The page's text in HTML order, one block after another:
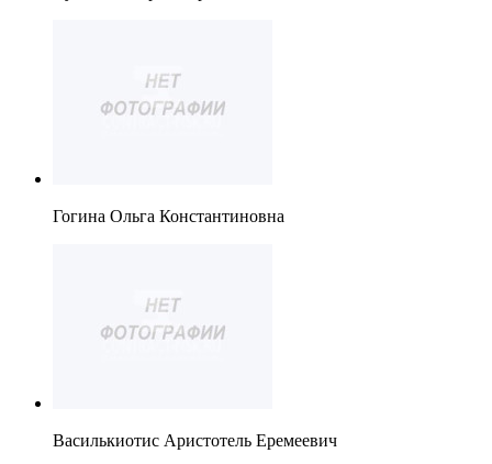
Гогина Ольга Константиновна
Василькиотис Аристотель Еремеевич